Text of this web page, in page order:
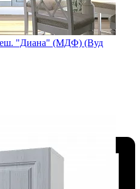
"Диана" (МДФ) (Вуд